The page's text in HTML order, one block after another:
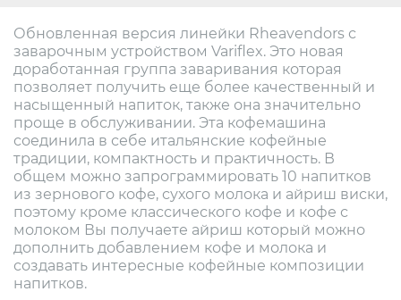
Обновленная версия линейки Rheavendors с
заварочным устройством Variflex. Это новая
доработанная группа заваривания которая
позволяет получить еще более качественный и
насыщенный напиток, также она значительно
проще в обслуживании. Эта кофемашина
соединила в себе итальянские кофейные
традиции, компактность и практичность. В
общем можно запрограммировать 10 напитков
из зернового кофе, сухого молока и айриш виски,
поэтому кроме классического кофе и кофе с
молоком Вы получаете айриш который можно
дополнить добавлением кофе и молока и
создавать интересные кофейные композиции
напитков.